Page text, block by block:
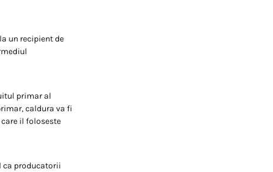
un recipient de
primar al
caldura va fi
il foloseste
ca producatorii